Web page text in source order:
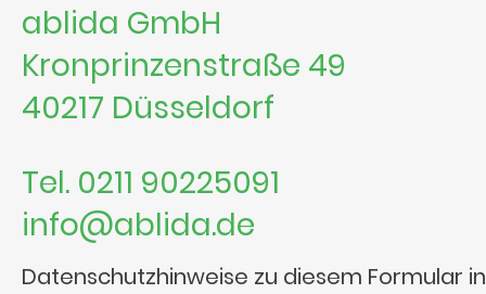
ablida GmbH
Kronprinzenstraße 49
40217 Düsseldorf
Tel. 0211 90225091
info@ablida.de
Datenschutzhinweise zu diesem Formular